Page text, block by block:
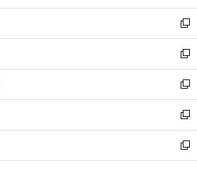
開
く
ウ
で
開
く
ン
ド
ウ
で
開
く
ウ
ィ
ン
ド
ウ
で
開
く
新
し
い
ウ
ィ
ン
ド
ウ
で
開
新
し
い
ウ
ィ
ン
ド
ウ
新
し
い
ウ
ィ
ン
新
し
い
ウ
新
し